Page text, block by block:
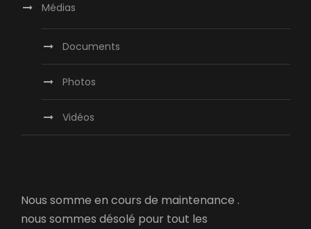
Médias
Documents
Photos
Vidéos
Nous somme en cours de maintenance .
nous sommes désolé pour tout les